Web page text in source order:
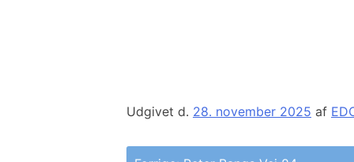
Udgivet d. 28. november 2025 af